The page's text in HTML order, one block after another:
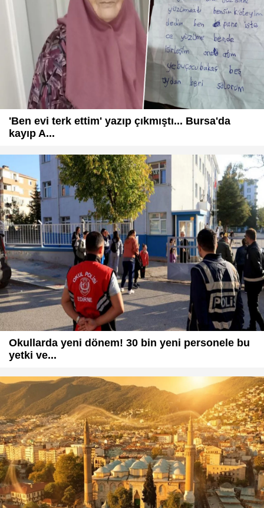
'Ben evi terk ettim' yazıp çıkmıştı... Bursa'da
kayıp A...
Okullarda yeni dönem! 30 bin yeni personele bu
yetki ve...